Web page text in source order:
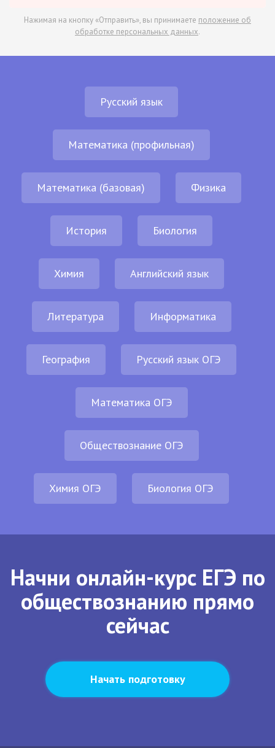
Нажимая на кнопку «Отправить», вы принимаете положение об
обработке персональных данных.
Русский язык
Математика (профильная)
Математика (базовая) Физика
История Биология
Химия Английский язык
Литература Информатика
География Русский язык ОГЭ
Математика ОГЭ
Обществознание ОГЭ
Химия ОГЭ Биология ОГЭ
Начни онлайн-курс ЕГЭ по
обществознанию прямо
сейчас
Начать подготовку